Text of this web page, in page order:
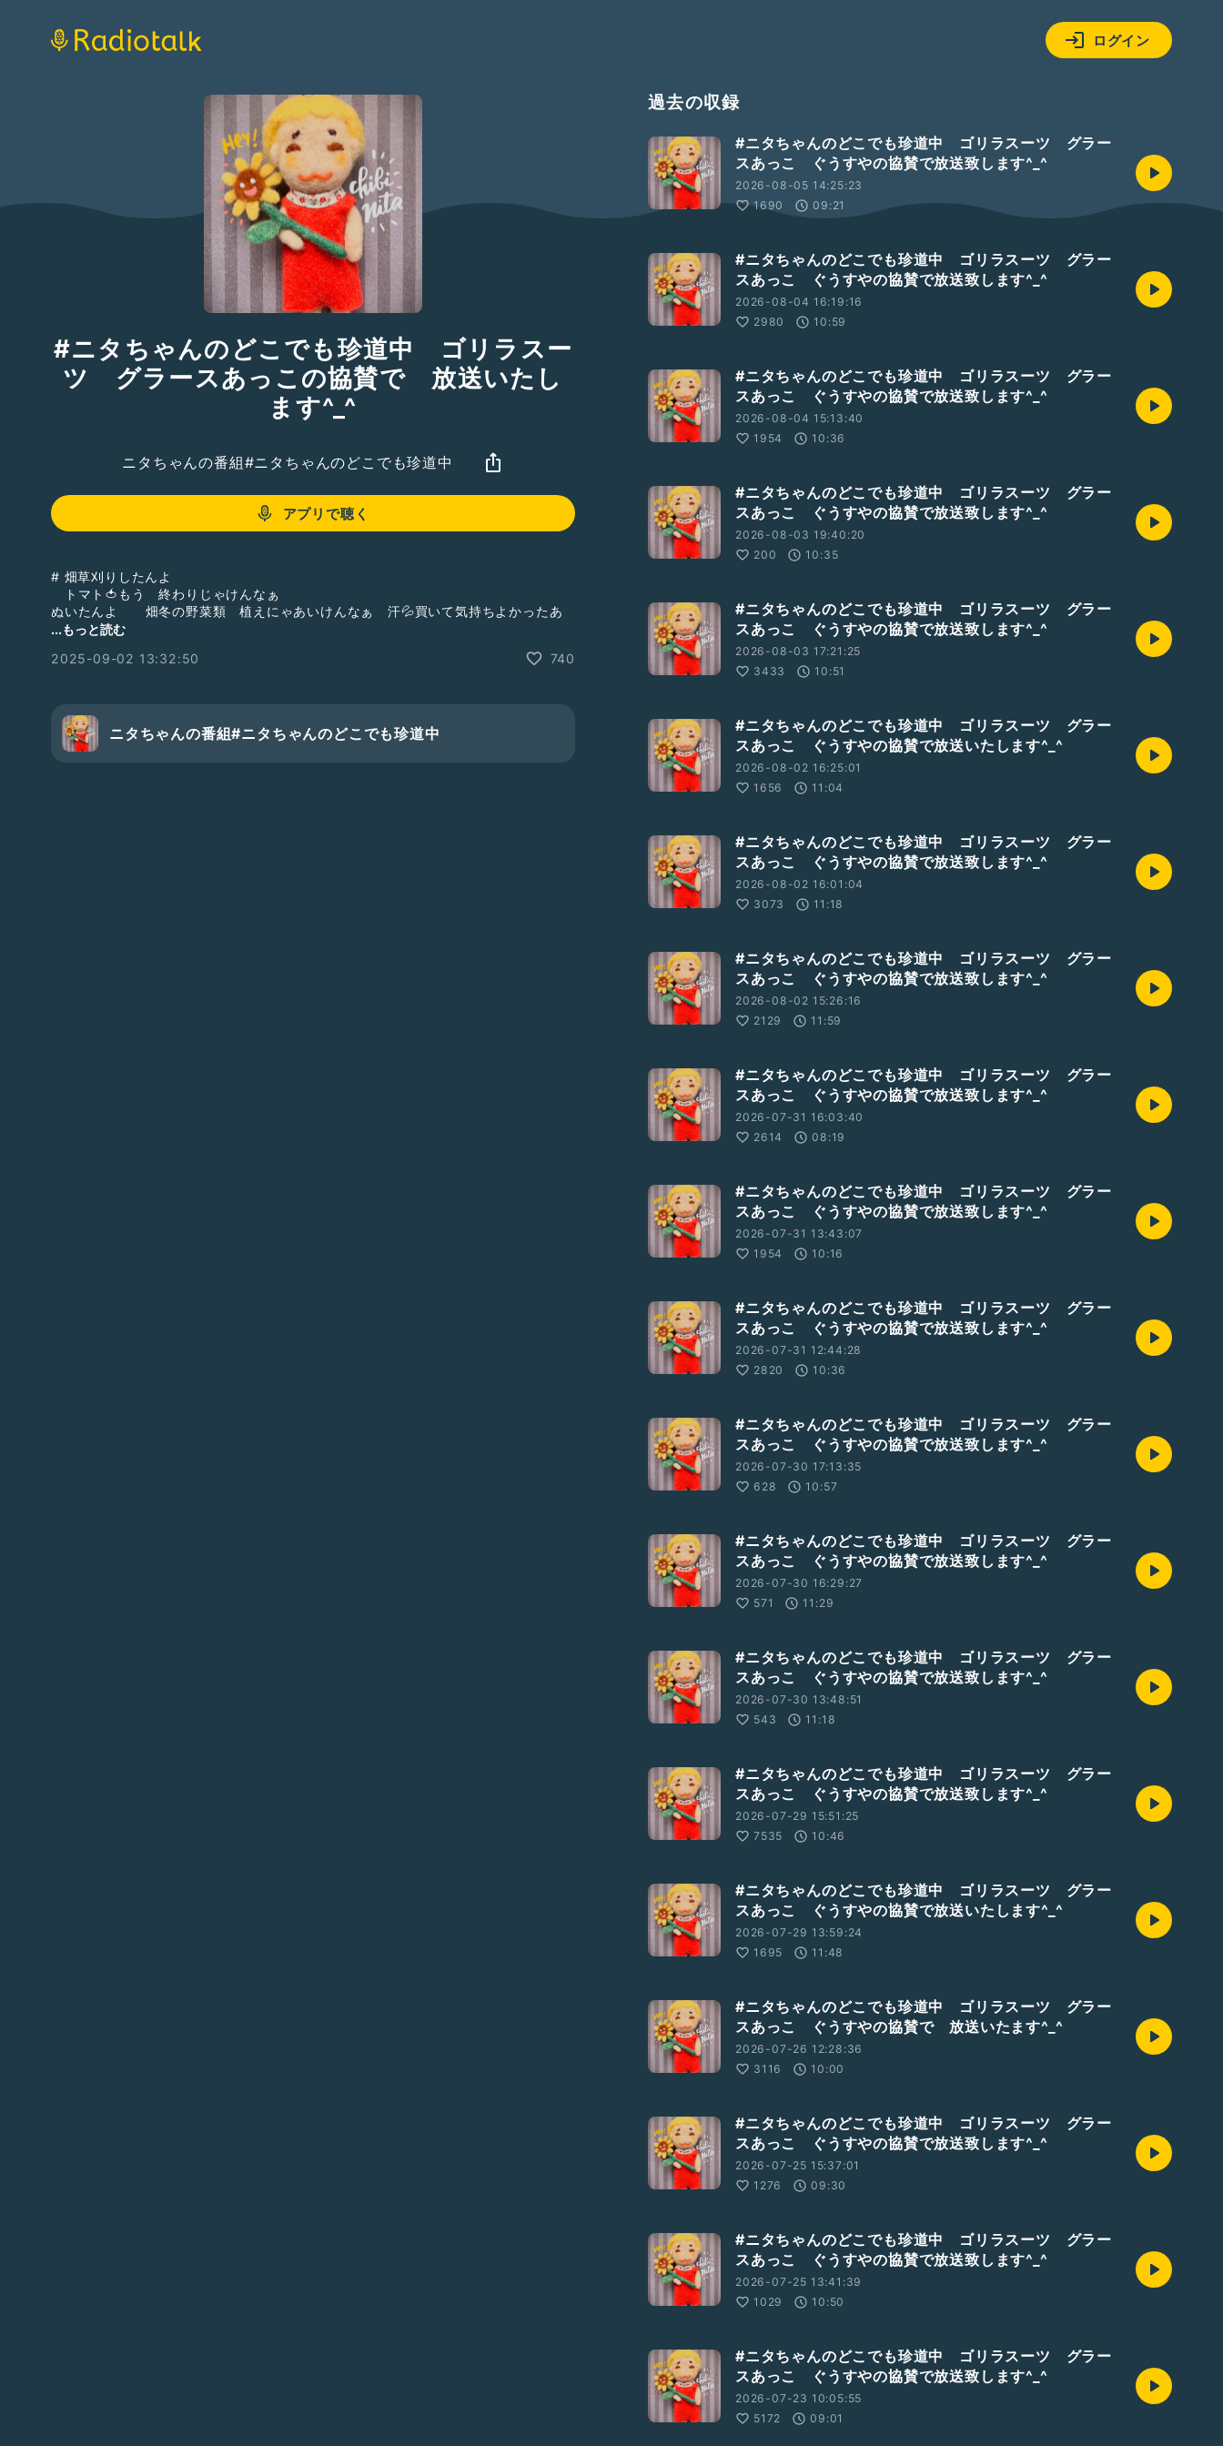
ログイン
#ニタちゃんのどこでも珍道中 ゴリラスー
ツ グラースあっこの協賛で 放送いたし
ます^_^
ニタちゃんの番組#ニタちゃんのどこでも珍道中
アプリで聴く
# 畑草刈りしたんよ
トマト🍅もう 終わりじゃけんなぁ
ぬいたんよ 畑冬の野菜類 植えにゃあいけんなぁ 汗💦買いて気持ちよかったあ
ー😮‍💨
...もっと読む
2025-09-02 13:32:50
740
ニタちゃんの番組#ニタちゃんのどこでも珍道中
過去の収録
#ニタちゃんのどこでも珍道中 ゴリラスーツ グラー
スあっこ ぐうすやの協賛で放送致します^_^
2026-08-05 14:25:23
1690
09:21
#ニタちゃんのどこでも珍道中 ゴリラスーツ グラー
スあっこ ぐうすやの協賛で放送致します^_^
2026-08-04 16:19:16
2980
10:59
#ニタちゃんのどこでも珍道中 ゴリラスーツ グラー
スあっこ ぐうすやの協賛で放送致します^_^
2026-08-04 15:13:40
1954
10:36
#ニタちゃんのどこでも珍道中 ゴリラスーツ グラー
スあっこ ぐうすやの協賛で放送致します^_^
2026-08-03 19:40:20
200
10:35
#ニタちゃんのどこでも珍道中 ゴリラスーツ グラー
スあっこ ぐうすやの協賛で放送致します^_^
2026-08-03 17:21:25
3433
10:51
#ニタちゃんのどこでも珍道中 ゴリラスーツ グラー
スあっこ ぐうすやの協賛で放送いたします^_^
2026-08-02 16:25:01
1656
11:04
#ニタちゃんのどこでも珍道中 ゴリラスーツ グラー
スあっこ ぐうすやの協賛で放送致します^_^
2026-08-02 16:01:04
3073
11:18
#ニタちゃんのどこでも珍道中 ゴリラスーツ グラー
スあっこ ぐうすやの協賛で放送致します^_^
2026-08-02 15:26:16
2129
11:59
#ニタちゃんのどこでも珍道中 ゴリラスーツ グラー
スあっこ ぐうすやの協賛で放送致します^_^
2026-07-31 16:03:40
2614
08:19
#ニタちゃんのどこでも珍道中 ゴリラスーツ グラー
スあっこ ぐうすやの協賛で放送致します^_^
2026-07-31 13:43:07
1954
10:16
#ニタちゃんのどこでも珍道中 ゴリラスーツ グラー
スあっこ ぐうすやの協賛で放送致します^_^
2026-07-31 12:44:28
2820
10:36
#ニタちゃんのどこでも珍道中 ゴリラスーツ グラー
スあっこ ぐうすやの協賛で放送致します^_^
2026-07-30 17:13:35
628
10:57
#ニタちゃんのどこでも珍道中 ゴリラスーツ グラー
スあっこ ぐうすやの協賛で放送致します^_^
2026-07-30 16:29:27
571
11:29
#ニタちゃんのどこでも珍道中 ゴリラスーツ グラー
スあっこ ぐうすやの協賛で放送致します^_^
2026-07-30 13:48:51
543
11:18
#ニタちゃんのどこでも珍道中 ゴリラスーツ グラー
スあっこ ぐうすやの協賛で放送致します^_^
2026-07-29 15:51:25
7535
10:46
#ニタちゃんのどこでも珍道中 ゴリラスーツ グラー
スあっこ ぐうすやの協賛で放送いたします^_^
2026-07-29 13:59:24
1695
11:48
#ニタちゃんのどこでも珍道中 ゴリラスーツ グラー
スあっこ ぐうすやの協賛で 放送いたます^_^
2026-07-26 12:28:36
3116
10:00
#ニタちゃんのどこでも珍道中 ゴリラスーツ グラー
スあっこ ぐうすやの協賛で放送致します^_^
2026-07-25 15:37:01
1276
09:30
#ニタちゃんのどこでも珍道中 ゴリラスーツ グラー
スあっこ ぐうすやの協賛で放送致します^_^
2026-07-25 13:41:39
1029
10:50
#ニタちゃんのどこでも珍道中 ゴリラスーツ グラー
スあっこ ぐうすやの協賛で放送致します^_^
2026-07-23 10:05:55
5172
09:01